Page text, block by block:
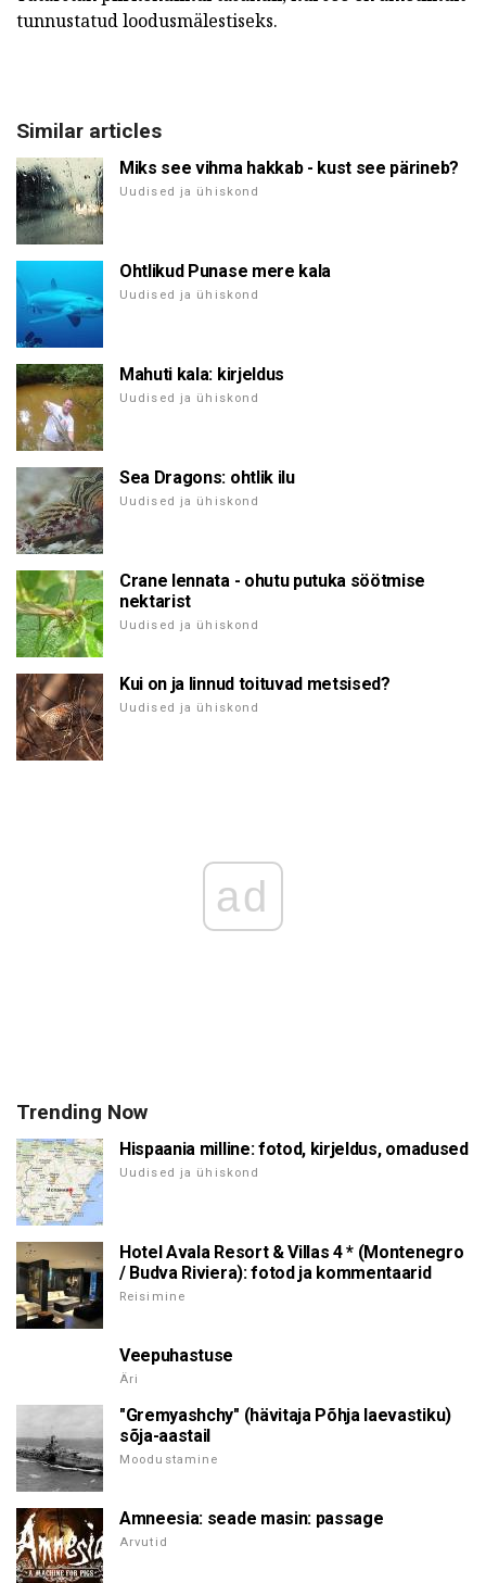
tunnustatud loodusmälestiseks.
Similar articles
Miks see vihma hakkab - kust see pärineb?
Uudised ja ühiskond
Ohtlikud Punase mere kala
Uudised ja ühiskond
Mahuti kala: kirjeldus
Uudised ja ühiskond
Sea Dragons: ohtlik ilu
Uudised ja ühiskond
Crane lennata - ohutu putuka söötmise
nektarist
Uudised ja ühiskond
Kui on ja linnud toituvad metsised?
Uudised ja ühiskond
ad
Trending Now
Hispaania milline: fotod, kirjeldus, omadused
Uudised ja ühiskond
Hotel Avala Resort & Villas 4 * (Montenegro
/ Budva Riviera): fotod ja kommentaarid
Reisimine
Veepuhastuse
Äri
"Gremyashchy" (hävitaja Põhja laevastiku)
sõja-aastail
Moodustamine
Amneesia: seade masin: passage
Arvutid